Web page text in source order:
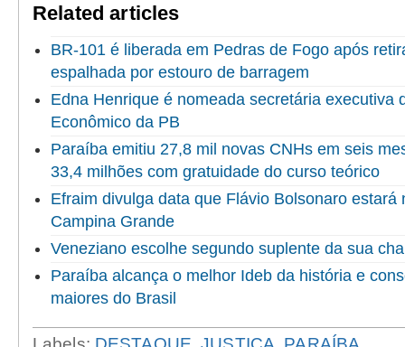
Related articles
BR-101 é liberada em Pedras de Fogo após
espalhada por estouro de barragem
Edna Henrique é nomeada secretária executiva
Econômico da PB
Paraíba emitiu 27,8 mil novas CNHs em seis
33,4 milhões com gratuidade do curso teórico
Efraim divulga data que Flávio Bolsonaro estará
Campina Grande
Veneziano escolhe segundo suplente da sua
Paraíba alcança o melhor Ideb da história e
maiores do Brasil